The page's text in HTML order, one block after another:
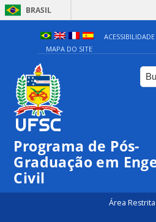
BRASIL
ACESSIBILIDADE
MAPA DO SITE
Programa de Pós-
Graduação em
Civil
Área Restrita